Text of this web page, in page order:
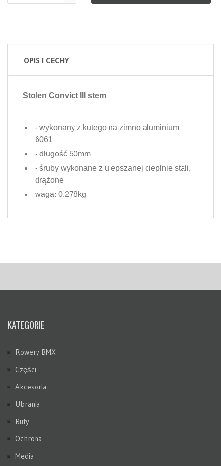
OPIS I CECHY
Stolen Convict III stem
- wykonany z kutego na zimno aluminium
6061
- długość 50mm
- śruby wykonane z ulepszanej cieplnie stali,
drążone
waga: 0.278kg
KATEGORIE
Rowery BMX
Części
Akcesoria
Ubrania
Buty
Ochrona
Media